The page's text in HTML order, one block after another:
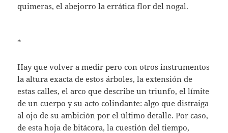
quimeras, el abejorro la errática flor del nogal.
*
Hay que volver a medir pero con otros instrumentos
la altura exacta de estos árboles, la extensión de
estas calles, el arco que describe un triunfo, el límite
de un cuerpo y su acto colindante: algo que distraiga
al ojo de su ambición por el último detalle. Por caso,
de esta hoja de bitácora, la cuestión del tiempo,